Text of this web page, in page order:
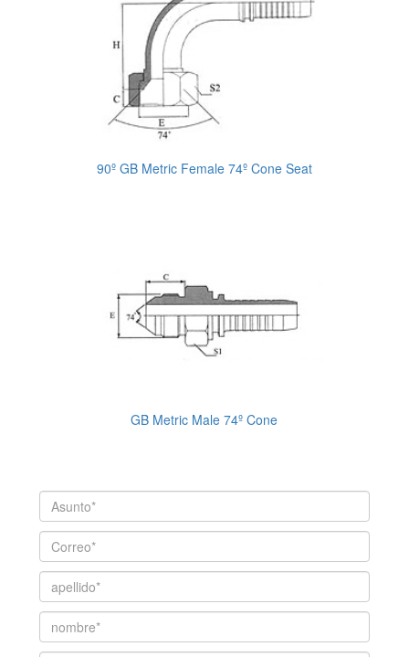
90º GB Metric Female 74º Cone Seat
GB Metric Male 74º Cone